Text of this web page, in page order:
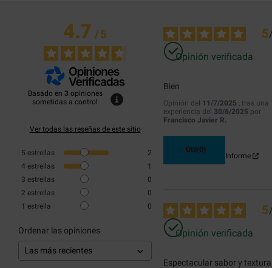
4.7/5
Basado en 3 opiniones
sometidas a control
Ver todas las reseñas de este sitio
5 estrellas
2
4 estrellas
1
3 estrellas
0
2 estrellas
0
1 estrella 0
Ordenar las opiniones
5
Opinión verificada
Bien
Opinión del 11/7/2025 , tras una
experiencia del 30/6/2025 por
Francisco Javier R.
Útil(0)
Informe
5
Opinión verificada
Espectacular sabor y textura